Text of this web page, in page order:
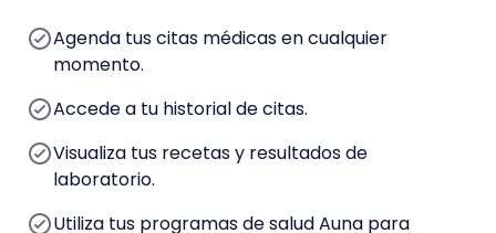
Agenda tus citas médicas en cualquier
momento.
Accede a tu historial de citas.
Visualiza tus recetas y resultados de
laboratorio.
Utiliza tus programas de salud Auna para